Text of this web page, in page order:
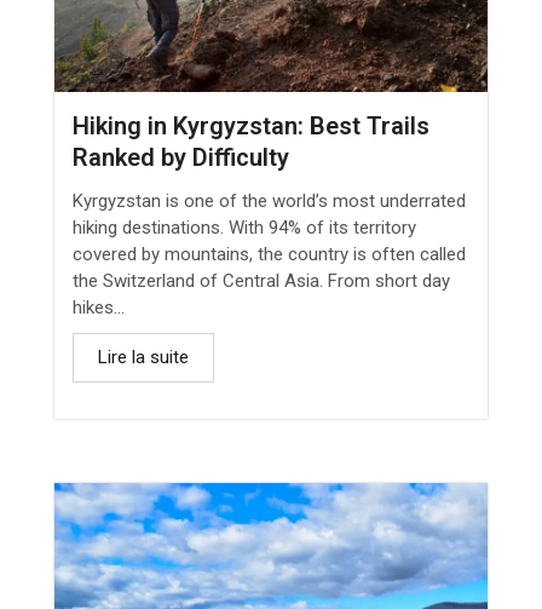
Hiking in Kyrgyzstan: Best Trails
Ranked by Difficulty
Kyrgyzstan is one of the world’s most underrated
hiking destinations. With 94% of its territory
covered by mountains, the country is often called
the Switzerland of Central Asia. From short day
hikes...
Lire la suite